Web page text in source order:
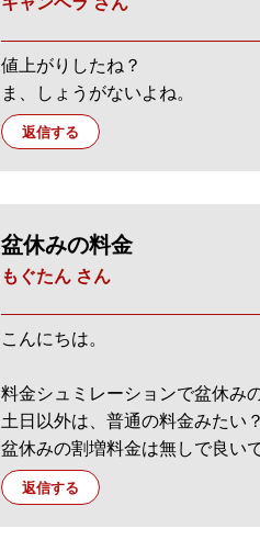
値上がりしたね？
ま、しょうがないよね。
返信する
盆休みの料金
もぐたん さん
こんにちは。
料金シュミレーションで盆休み
土日以外は、普通の料金みたい？
盆休みの割増料金は無しで良い
返信する